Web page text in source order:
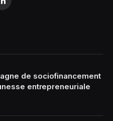
LinkedIn
de sociofinancement
entrepreneuriale